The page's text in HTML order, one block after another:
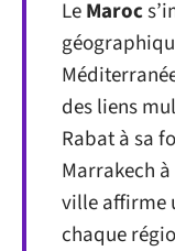
LeMaroc
des liens
Rabat à sa
Marrakech
ville affirme
chaque